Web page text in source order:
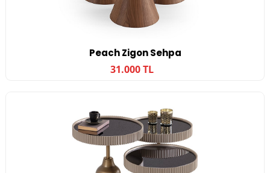
Peach Zigon Sehpa
31.000 TL